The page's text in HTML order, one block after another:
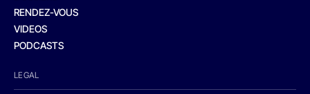
RENDEZ-VOUS
VIDEOS
PODCASTS
LEGAL